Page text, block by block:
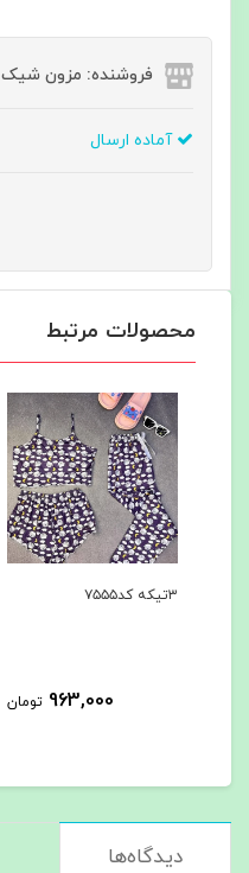
فروشنده: مزون شیک
آماده ارسال
محصولات مرتبط
۳تیکه کد۷۵۵۵
963,000 تومان
دیدگاه‌ها